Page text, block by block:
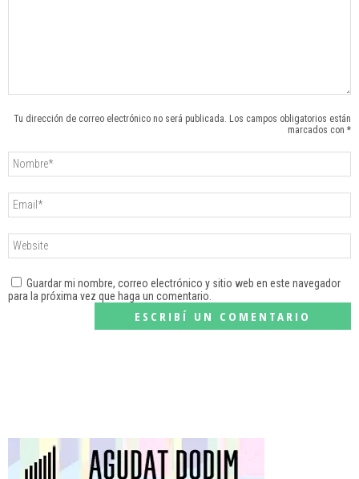
Tu dirección de correo electrónico no será publicada. Los campos obligatorios están
marcados con *
Guardar mi nombre, correo electrónico y sitio web en este navegador
para la próxima vez que haga un comentario.